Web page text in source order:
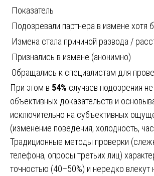
Показатель
Подозревали партнера в измене хотя
Измена стала причиной развода /
Признались в измене (анонимно)
Обращались к специалистам для
При этом в 54% случаев подозрения
объективных доказательств и
исключительно на субъективных
(изменение поведения, холодность,
Традиционные методы проверки
телефона, опросы третьих лиц)
точностью (40–50%) и нередко